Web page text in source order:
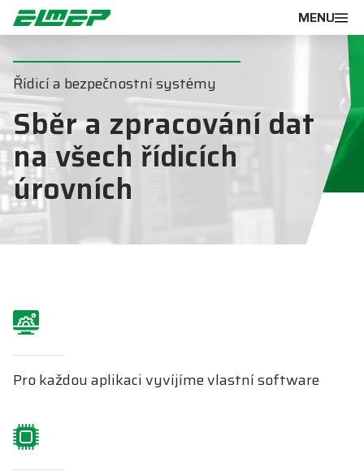
MENU
Řídicí a bezpečnostní systémy
Sběr a zpracování dat
na všech řídicích
úrovních
Pro každou aplikaci vyvíjíme vlastní software